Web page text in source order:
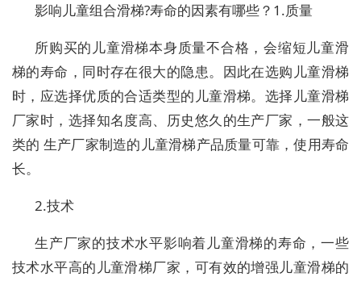
影响儿童组合滑梯?寿命的因素有哪些？1.质量
所购买的儿童滑梯本身质量不合格，会缩短儿童滑
梯的寿命，同时存在很大的隐患。因此在选购儿童滑梯
时，应选择优质的合适类型的儿童滑梯。选择儿童滑梯
厂家时，选择知名度高、历史悠久的生产厂家，一般这
类的 生产厂家制造的儿童滑梯产品质量可靠，使用寿命
长。
2.技术
生产厂家的技术水平影响着儿童滑梯的寿命，一些
技术水平高的儿童滑梯厂家，可有效的增强儿童滑梯的